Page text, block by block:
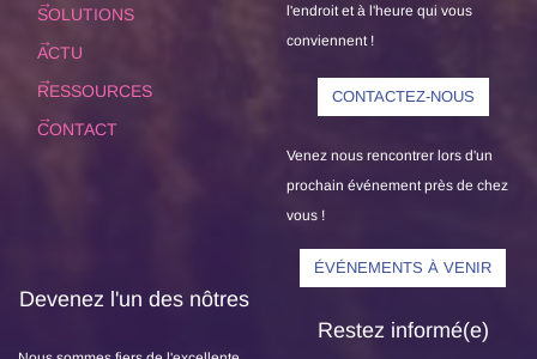
SOLUTIONS
ACTU
RESSOURCES
CONTACT
l'endroit et à l'heure qui vous
conviennent !
CONTACTEZ-NOUS
Venez nous rencontrer lors d'un
prochain événement près de chez
vous !
ÉVÉNEMENTS À VENIR
Devenez l'un des nôtres
Restez informé(e)